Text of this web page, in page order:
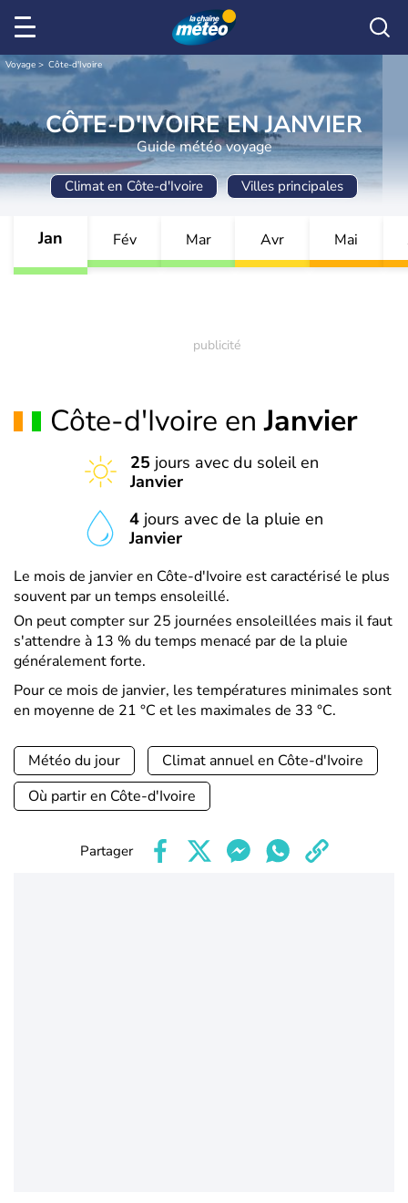
Voyage Côte-d'Ivoire
CÔTE-D'IVOIRE EN JANVIER
Guide météo voyage
Climat en Côte-d'Ivoire Villes principales
Jan Fév Mar Avr Mai
Côte-d'Ivoire enJanvier
25 jours avec du soleil en
Janvier
4 jours avec de la pluie en
Janvier
Le mois de janvier en Côte-d'Ivoire est caractérisé le plus
souvent par un temps ensoleillé.
On peut compter sur 25 journées ensoleillées mais il faut
s'attendre à 13 % du temps menacé par de la pluie
généralement forte.
Pour ce mois de janvier, les températures minimales sont
en moyenne de 21 °C et les maximales de 33 °C.
Météo du jour
Climat annuel en Côte-d'Ivoire
Où partir en Côte-d'Ivoire
Partager